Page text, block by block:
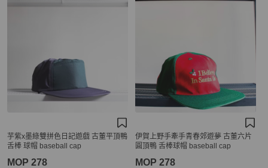
芋紫x墨綠雙拼色日記遊戲 古董平頂鴨
舌棒 球帽 baseball cap
MOP 278
伊賀上野手牽手青春郊遊夢 古董六片
圓頂鴨 舌棒球帽 baseball cap
MOP 278